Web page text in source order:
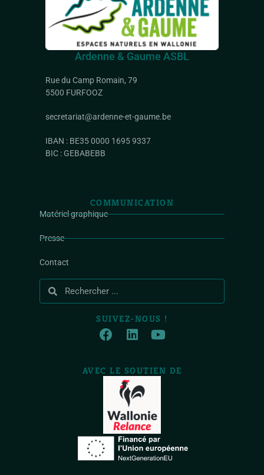
Ardenne & Gaume ASBL
Rue du Camp Romain, 79
5500 FURFOOZ
secretariat@ardenne-et-gaume.be
IBAN : BE35 0000 1695 9337
BIC : GEBABEBB
COMMUNICATION
Matériel graphique
Presse
Contact
SUIVEZ-NOUS !
AVEC LE SOUTIEN DE